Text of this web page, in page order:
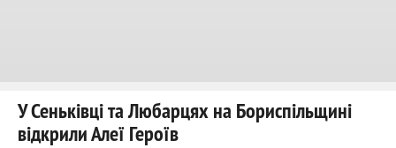
У Сеньківці та Любарцях на Бориспільщині
відкрили Алеї Героїв